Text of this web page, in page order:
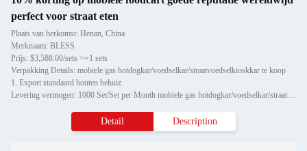
perfect voor straat eten
Plaats van herkomst: Henan, China
Merknaam: BLESS
Prijs: $3,588.00/sets >=1 sets
Verpakking Details: mobiele gas hotdogkar/voedselkar/straatvoedselkioskkar te koop
1. Export standaard houten behuiz
Levering vermogen: 1000 Set/Set per Month mobiele gas hotdogkar/voedselkar/straatvoedselkioskkar voor sal
Detail Description